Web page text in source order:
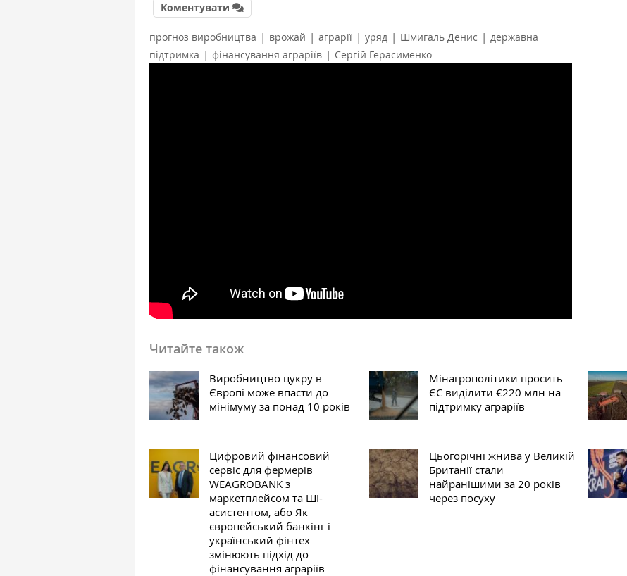
Коментувати
прогноз виробництва | врожай | аграрії | уряд | Шмигаль Денис | державна
підтримка | фінансування аграріїв | Сергій Герасименко
Читайте також
Виробництво цукру в
Європі може впасти до
мінімуму за понад 10 років
Мінагрополітики просить
ЄС виділити €220 млн на
підтримку аграріїв
Цифровий фінансовий
сервіс для фермерів
WEAGROBANK з
маркетплейсом та ШІ-
асистентом, або Як
європейський банкінг і
український фінтех
змінюють підхід до
фінансування аграріїв
Цьогорічні жнива у Великій
Британії стали
найранішими за 20 років
через посуху